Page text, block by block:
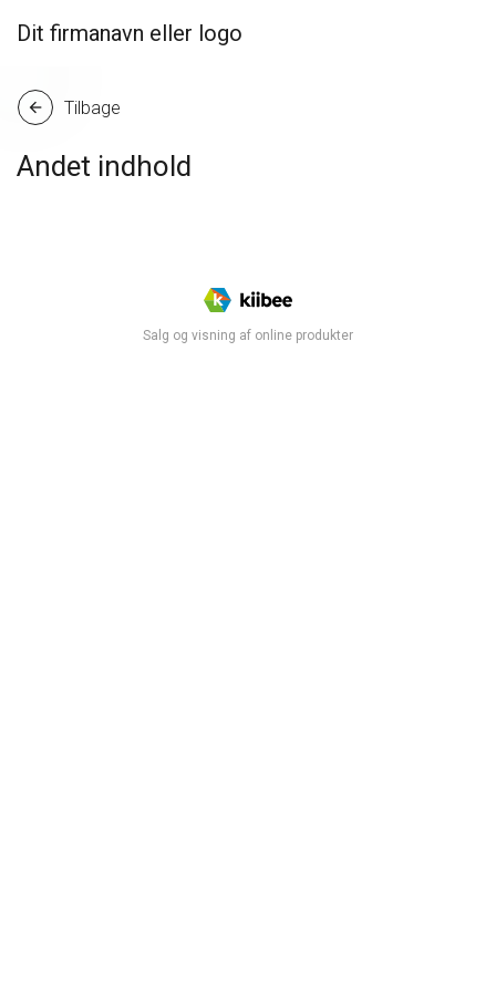
Dit firmanavn eller logo
arrow_back Tilbage
Andet indhold
Salg og visning af online produkter